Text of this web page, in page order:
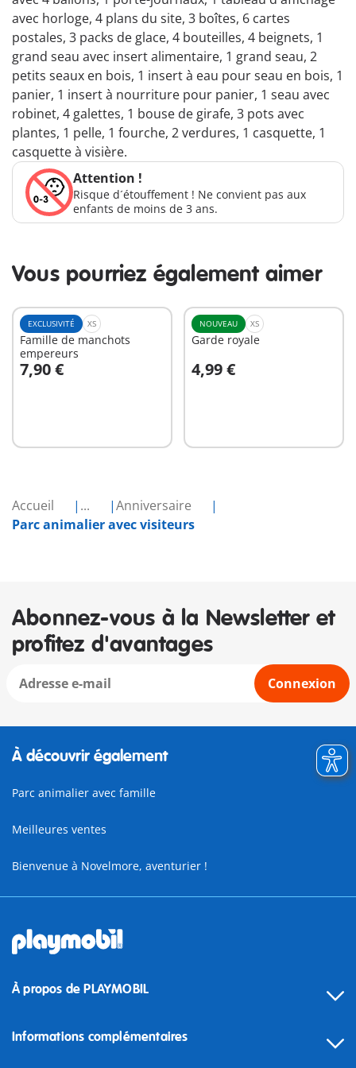
Accueil ...
Anniversaire
Parc animalier avec visiteurs
avec horloge, 4 plans du site, 3 boîtes, 6 cartes
postales, 3 packs de glace, 4 bouteilles, 4 beignets, 1
grand seau avec insert alimentaire, 1 grand seau, 2
petits seaux en bois, 1 insert à eau pour seau en bois, 1
panier, 1 insert à nourriture pour panier, 1 seau avec
robinet, 4 galettes, 1 bouse de girafe, 3 pots avec
plantes, 1 pelle, 1 fourche, 2 verdures, 1 casquette, 1
casquette à visière.
Attention !
Risque d´étouffement ! Ne convient pas aux
enfants de moins de 3 ans.
Vous pourriez également aimer
EXCLUSIVITÉ XS
Famille de manchots
empereurs
7,90 €
Au panier
NOUVEAU XS
Garde royale
4,99 €
Au panier
Abonnez-vous à la Newsletter et
profitez d'avantages
Connexion
À découvrir également
Parc animalier avec famille
Meilleures ventes
Bienvenue à Novelmore, aventurier !
À propos de PLAYMOBIL
Informations complémentaires